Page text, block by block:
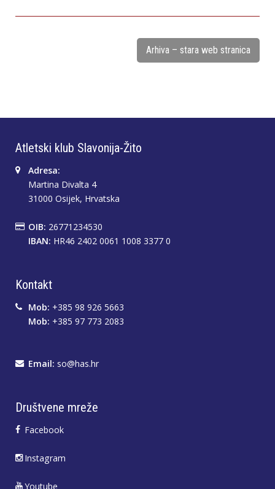
Arhiva – stara web stranica
Atletski klub Slavonija-Žito
Adresa:
Martina Divalta 4
31000 Osijek, Hrvatska
OIB: 26771234530
IBAN: HR46 2402 0061 1008 3377 0
Kontakt
Mob: +385 98 926 5663
Mob: +385 97 773 2083
Email: so@has.hr
Društvene mreže
Facebook
Instagram
Youtube